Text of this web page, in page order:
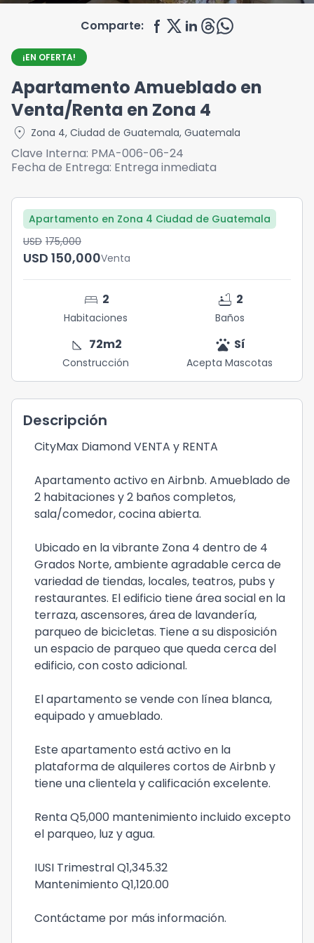
Comparte:
¡EN OFERTA!
Apartamento Amueblado en
Venta/Renta en Zona 4
location_on Zona 4, Ciudad de Guatemala, Guatemala
Clave Interna: PMA-006-06-24
Fecha de Entrega: Entrega inmediata
Apartamento en Zona 4 Ciudad de Guatemala
USD	175,000
USD	150,000Venta
bed 2
Habitaciones
bathtub 2
Baños
square_foot 72m2
Construcción
pets Sí
Acepta Mascotas
Descripción
CityMax Diamond VENTA y RENTA
Apartamento activo en Airbnb. Amueblado de
2 habitaciones y 2 baños completos,
sala/comedor, cocina abierta.
Ubicado en la vibrante Zona 4 dentro de 4
Grados Norte, ambiente agradable cerca de
variedad de tiendas, locales, teatros, pubs y
restaurantes. El edificio tiene área social en la
terraza, ascensores, área de lavandería,
parqueo de bicicletas. Tiene a su disposición
un espacio de parqueo que queda cerca del
edificio, con costo adicional.
El apartamento se vende con línea blanca,
equipado y amueblado.
Este apartamento está activo en la
plataforma de alquileres cortos de Airbnb y
tiene una clientela y calificación excelente.
Renta Q5,000 mantenimiento incluido excepto
el parqueo, luz y agua.
IUSI Trimestral Q1,345.32
Mantenimiento Q1,120.00
Contáctame por más información.